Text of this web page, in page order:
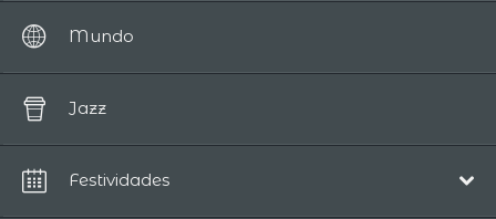
Mundo
Jazz
Festividades